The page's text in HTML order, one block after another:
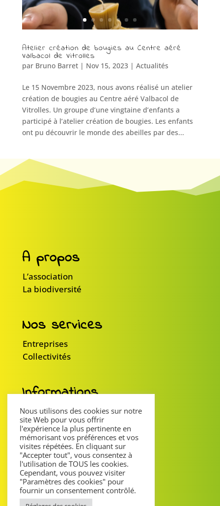
Atelier création de bougies au Centre aéré
Valbacol de Vitrolles
par Bruno Barret| Nov 15, 2023| Actualités
Le 15 Novembre 2023, nous avons réalisé un atelier
création de bougies au Centre aéré Valbacol de
Vitrolles. Un groupe d’une vingtaine d’enfants a
participé à l’atelier création de bougies. Les enfants
ont pu découvrir le monde des abeilles par des...
A propos
L’association
La biodiversité
Nos services
Entreprises
Collectivités
Informations
Mentions légales
Politique de confidentialité
Partenaires
Suivez-nous
Nous utilisons des cookies sur notre
site Web pour vous offrir
l'expérience la plus pertinente en
mémorisant vos préférences et vos
visites répétées. En cliquant sur
"Accepter tout", vous consentez à
l'utilisation de TOUS les cookies.
Cependant, vous pouvez visiter
"Paramètres des cookies" pour
fournir un consentement contrôlé.